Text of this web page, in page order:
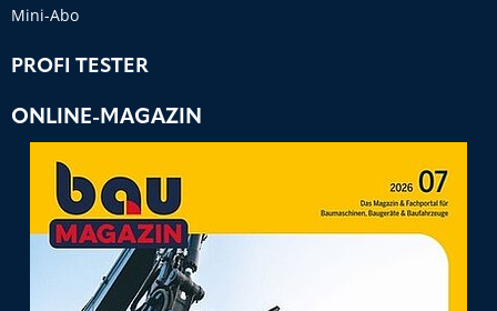
Mini-Abo
PROFI TESTER
ONLINE-MAGAZIN